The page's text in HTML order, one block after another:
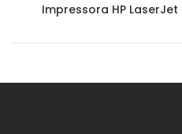
Impressora HP LaserJet